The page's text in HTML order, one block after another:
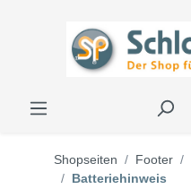
Shopseiten Footer
Batteriehinweis